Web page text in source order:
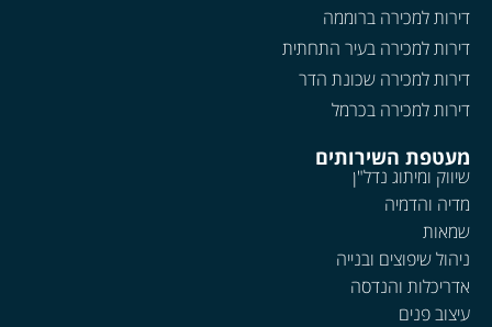
דירות למכירה ברוממה
דירות למכירה בעיר התחתית
דירות למכירה שכונת הדר
דירות למכירה בכרמל
מעטפת השירותים
שיווק ומיתוג נדל"ן
מדיה והדמיה
שמאות
ניהול שיפוצים ובנייה
אדריכלות והנדסה
עיצוב פנים